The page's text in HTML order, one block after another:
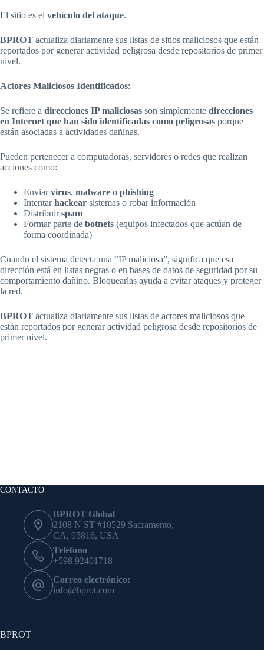
El sitio es el vehículo del ataque.
BPROT actualiza diariamente sus listas de sitios maliciosos que están
reportados por generar actividad peligrosa desde repositorios de primer
nivel.
Actores Maliciosos Identificados:
Se refiere a direcciones IP maliciosas son simplemente direcciones
en Internet que han sido identificadas como peligrosas porque
están asociadas a actividades dañinas.
Pueden pertenecer a computadoras, servidores o redes que realizan
acciones como:
Enviarvirus, malware o phishing
Intentarhackear sistemas o robar información
Distribuirspam
Formar parte de botnets (equipos infectados que actúan de
forma coordinada)
Cuando el sistema detecta una “IP maliciosa”, significa que esa
dirección está en listas negras o en bases de datos de seguridad por su
comportamiento dañino. Bloquearlas ayuda a evitar ataques y proteger
la red.
BPROT actualiza diariamente sus listas de actores maliciosos que
están reportados por generar actividad peligrosa desde repositorios de
primer nivel.
CONTACTO
BPROT Global
2108 N ST #10529 Sacramento,
CA, 95816, USA
Teléfono
+598 92401718
Correo electrónico:
info@bprot.com
BPROT